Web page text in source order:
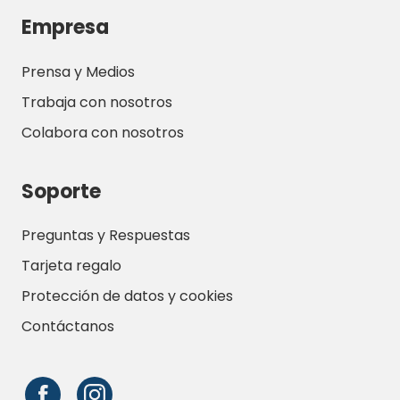
Empresa
Prensa y Medios
Trabaja con nosotros
Colabora con nosotros
Soporte
Preguntas y Respuestas
Tarjeta regalo
Protección de datos y cookies
Contáctanos